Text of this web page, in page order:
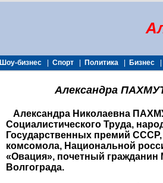
Шоу-бизнес Спорт Политика Бизнес
Александра
Александра Николаевна
Социалистического Труда,
Государственных премий
комсомола, Национальной
«Овация», почетный гражданин
Волгограда.